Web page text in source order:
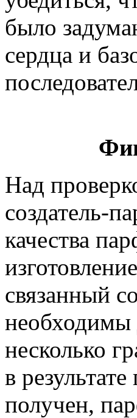
было
сердца и
Над
создатель-
качества
связанный
необходимы
несколько
в
получен,